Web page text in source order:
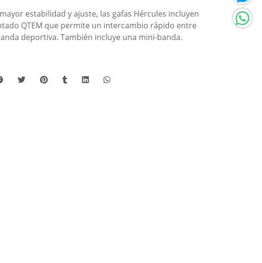
estabilidad y ajuste, las gafas Hércules incluyen
QTEM que permite un intercambio rápido entre
deportiva. También incluye una mini-banda.